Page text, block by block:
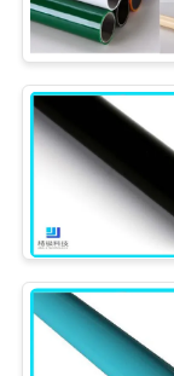
한
것
공
투
어
알